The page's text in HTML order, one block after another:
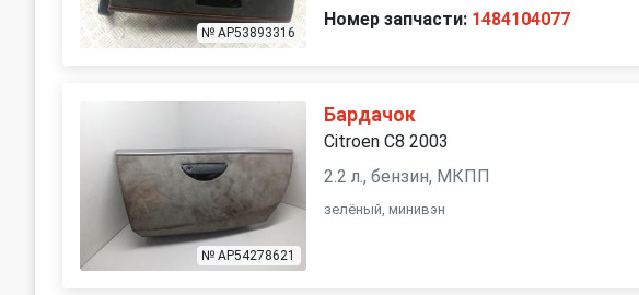
№ AP53893316
Номер запчасти: 1484104077
№ AP54278621
Бардачок
Citroen C8 2003
2.2 л., бензин, МКПП
зелёный, минивэн